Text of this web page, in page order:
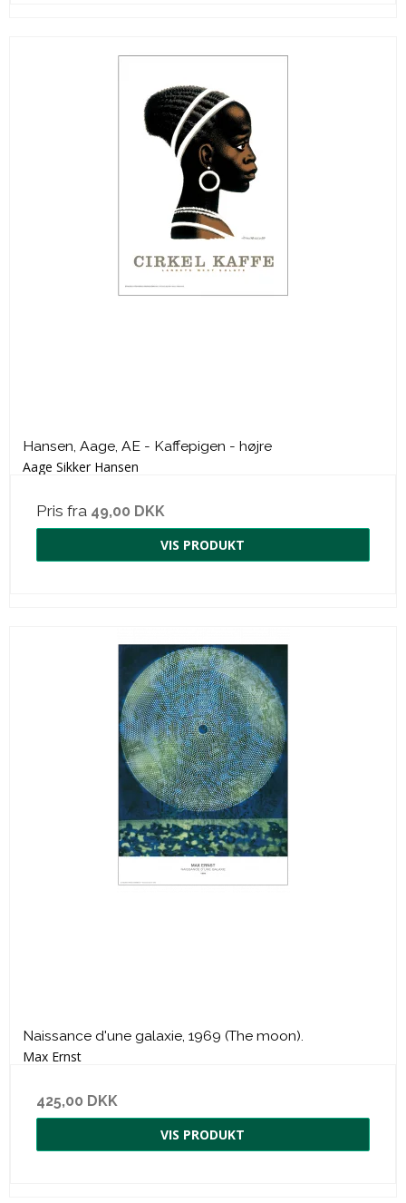
Hansen, Aage, AE - Kaffepigen - højre
Aage Sikker Hansen
Pris fra 49,00 DKK
VIS PRODUKT
Naissance d'une galaxie, 1969 (The moon).
Max Ernst
425,00 DKK
VIS PRODUKT